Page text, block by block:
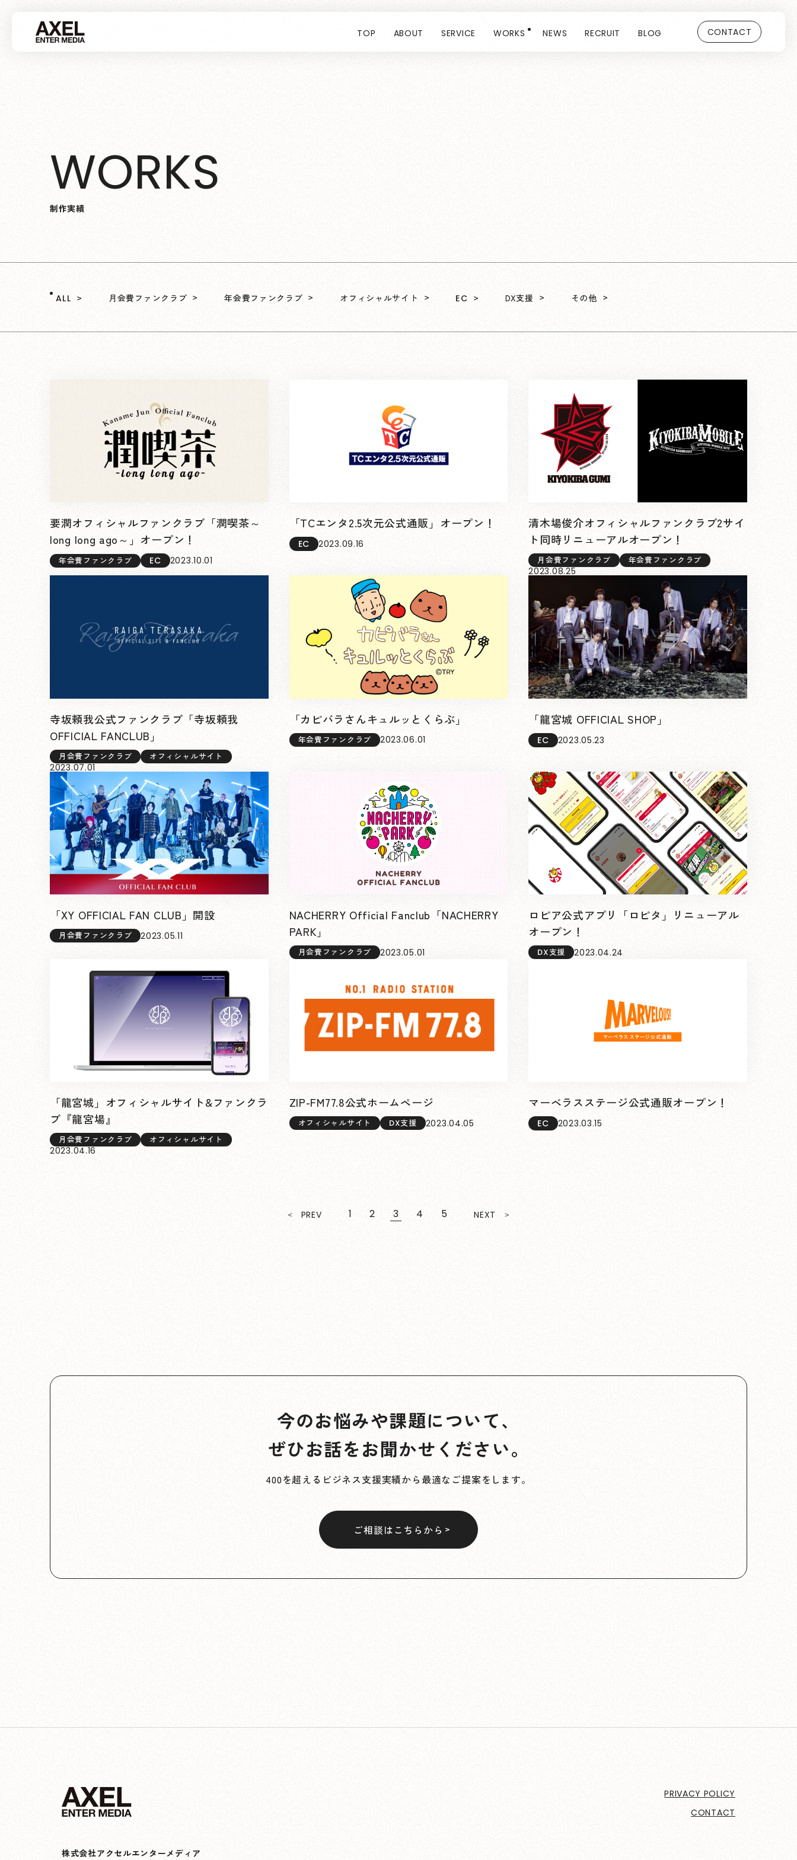
TOP ABOUT SERVICE WORKS NEWS RECRUIT BLOG CONTACT
WORKS
制作実績
ALL 月会費ファンクラブ 年会費ファンクラブ オフィシャルサイト EC DX支援 その他
要潤オフィシャルファンクラブ「潤喫茶～
long long ago～」オープン！
年会費ファンクラブ EC 2023.10.01
「TCエンタ2.5次元公式通販」オープン！
EC 2023.09.16
清木場俊介オフィシャルファンクラブ2サイ
ト同時リニューアルオープン！
月会費ファンクラブ 年会費ファンクラブ
2023.08.25
寺坂頼我公式ファンクラブ「寺坂頼我
OFFICIAL FANCLUB」
月会費ファンクラブ オフィシャルサイト
2023.07.01
「カピバラさんキュルッとくらぶ」
年会費ファンクラブ 2023.06.01
「龍宮城 OFFICIAL SHOP」
EC 2023.05.23
「XY OFFICIAL FAN CLUB」開設
月会費ファンクラブ 2023.05.11
NACHERRY Official Fanclub「NACHERRY
PARK」
月会費ファンクラブ 2023.05.01
ロピア公式アプリ「ロピタ」リニューアル
オープン！
DX支援 2023.04.24
「龍宮城」オフィシャルサイト&ファンクラ
ブ『龍宮場』
月会費ファンクラブ オフィシャルサイト
2023.04.16
ZIP-FM77.8公式ホームページ
オフィシャルサイト DX支援 2023.04.05
マーベラスステージ公式通販オープン！
EC 2023.03.15
PREV 1 2 3 4 5 NEXT
今のお悩みや課題について、
ぜひお話をお聞かせください。
400を超えるビジネス支援実績から最適なご提案をします。
ご相談はこちらから
株式会社アクセルエンターメディア
PRIVACY POLICY
CONTACT